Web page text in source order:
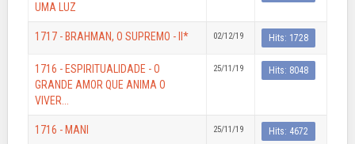
UMA LUZ
1717 - BRAHMAN, O SUPREMO - II* 02/12/19 Hits: 1728
1716 - ESPIRITUALIDADE - O
GRANDE AMOR QUE ANIMA O
VIVER...
25/11/19 Hits: 8048
1716 - MANI 25/11/19 Hits: 4672